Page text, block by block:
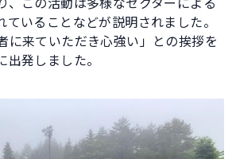
この活動は多様なセクターによる
ていることなどが説明されました。
に来ていただき心強い」との挨拶を
出発しました。